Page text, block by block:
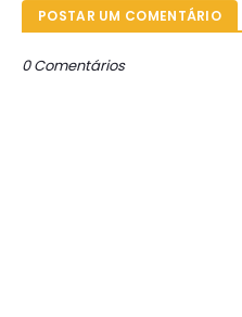
POSTAR UM COMENTÁRIO
0 Comentários